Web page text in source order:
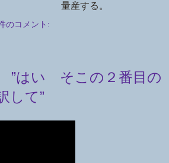
る。
のコメント:
”はい そこの２番目の
して”